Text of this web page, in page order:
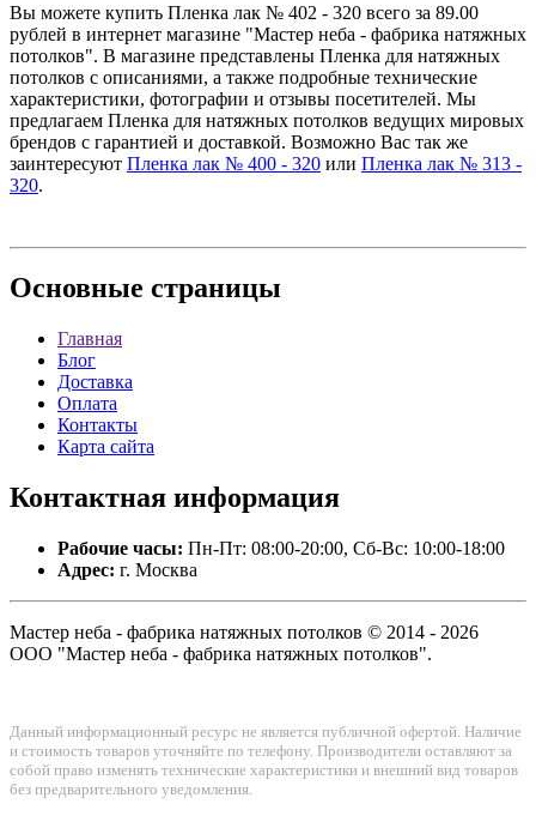
Вы можете купить Пленка лак № 402 - 320 всего за 89.00
рублей в интернет магазине "Мастер неба - фабрика натяжных
потолков". В магазине представлены Пленка для натяжных
потолков с описаниями, а также подробные технические
характеристики, фотографии и отзывы посетителей. Мы
предлагаем Пленка для натяжных потолков ведущих мировых
брендов с гарантией и доставкой. Возможно Вас так же
заинтересуют Пленка лак № 400 - 320 или Пленка лак № 313 -
320.
Основные страницы
Главная
Блог
Доставка
Оплата
Контакты
Карта сайта
Контактная информация
Рабочие часы: Пн-Пт: 08:00-20:00, Сб-Вс: 10:00-18:00
Адрес: г. Москва
Мастер неба - фабрика натяжных потолков © 2014 - 2026
ООО "Мастер неба - фабрика натяжных потолков".
Данный информационный ресурс не является публичной офертой. Наличие
и стоимость товаров уточняйте по телефону. Производители оставляют за
собой право изменять технические характеристики и внешний вид товаров
без предварительного уведомления.